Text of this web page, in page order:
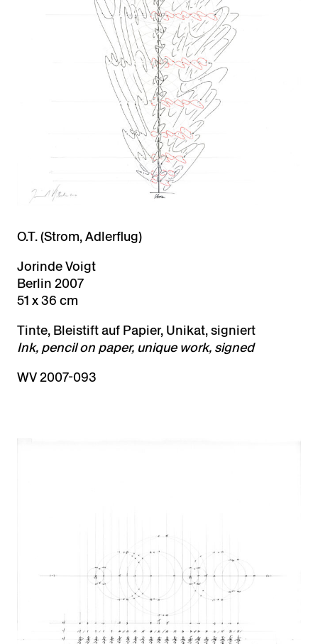
O.T. (Strom, Adlerflug)
Jorinde Voigt
Berlin 2007
51 x 36 cm
Tinte, Bleistift auf Papier, Unikat, signiert
Ink, pencil on paper, unique work, signed
WV 2007-093